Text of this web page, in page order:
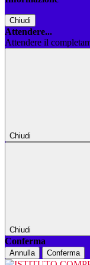
Chiudi
Attendere...
Attendere il
Chiudi
Chiudi
Conferma
Annulla Conferma